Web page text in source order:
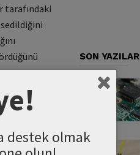
tarafındaki
SON YAZILAR
destek olmak